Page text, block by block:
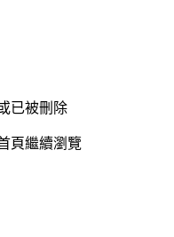
已被刪除
頁繼續瀏覽